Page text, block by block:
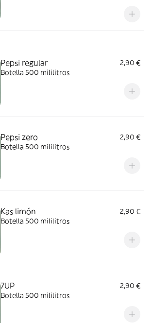
picante de intensidad media. Una unidad
Pepsi regular
2,90 €
Botella 500 mililitros
Pepsi zero
2,90 €
Botella 500 mililitros
Kas limón
2,90 €
Botella 500 mililitros
7UP
2,90 €
Botella 500 mililitros